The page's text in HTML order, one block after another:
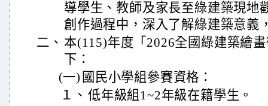
導學生、教師及家長至綠建築現地
創作過程中，深入了解綠建築意義
二、 本(115)年度「2026全國綠建築繪
下：
(一) 國民小學組參賽資格：
１、 低年級組1~2年級在籍學生。